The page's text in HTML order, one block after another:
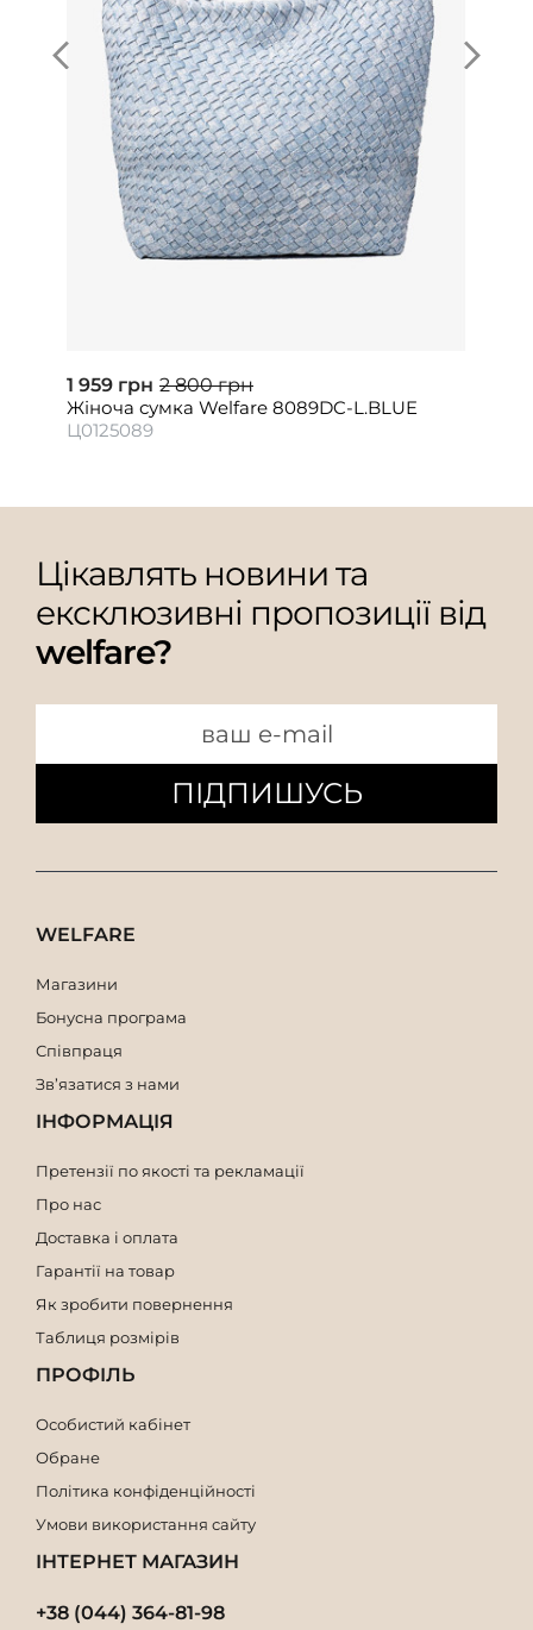
1 959 грн 2 800 грн
Жіноча сумка Welfare 8089DC-L.BLUE
Ц0125089
Цікавлять новини та
ексклюзивні пропозиції від
welfare?
ПІДПИШУСЬ
WELFARE
Магазини
Бонусна програма
Співпраця
Зв’язатися з нами
ІНФОРМАЦІЯ
Претензії по якості та рекламації
Про нас
Доставка і оплата
Гарантії на товар
Як зробити повернення
Таблиця розмірів
ПРОФІЛЬ
Особистий кабінет
Обране
Політика конфіденційності
Умови використання сайту
ІНТЕРНЕТ МАГАЗИН
+38 (044) 364-81-98